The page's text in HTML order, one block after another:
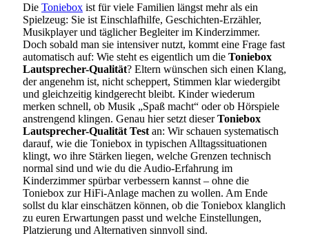
Die Toniebox ist für viele Familien längst mehr als ein
Spielzeug: Sie ist Einschlafhilfe, Geschichten-Erzähler,
Musikplayer und täglicher Begleiter im Kinderzimmer.
Doch sobald man sie intensiver nutzt, kommt eine Frage fast
automatisch auf: Wie steht es eigentlich um die Toniebox
Lautsprecher-Qualität? Eltern wünschen sich einen Klang,
der angenehm ist, nicht scheppert, Stimmen klar wiedergibt
und gleichzeitig kindgerecht bleibt. Kinder wiederum
merken schnell, ob Musik „Spaß macht“ oder ob Hörspiele
anstrengend klingen. Genau hier setzt dieserToniebox
Lautsprecher-Qualität Test an: Wir schauen systematisch
darauf, wie die Toniebox in typischen Alltagssituationen
klingt, wo ihre Stärken liegen, welche Grenzen technisch
normal sind und wie du die Audio-Erfahrung im
Kinderzimmer spürbar verbessern kannst – ohne die
Toniebox zur HiFi-Anlage machen zu wollen. Am Ende
sollst du klar einschätzen können, ob die Toniebox klanglich
zu euren Erwartungen passt und welche Einstellungen,
Platzierung und Alternativen sinnvoll sind.